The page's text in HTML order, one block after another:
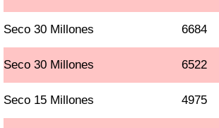
Seco 30 Millones 6684
Seco 30 Millones 6522
Seco 15 Millones 4975